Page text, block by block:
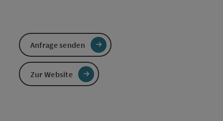
Anfrage senden
Zur Website